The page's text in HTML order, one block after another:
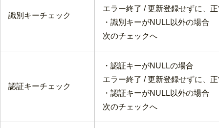
識別キーチェック
エラー終了 / 更新登録せずに、
・識別キーがNULL以外の場合
次のチェックへ
認証キーチェック
・認証キーがNULLの場合
エラー終了 / 更新登録せずに、
・認証キーがNULL以外の場合
次のチェックへ